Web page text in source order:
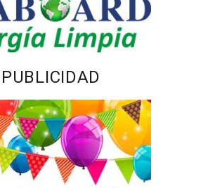
PUBLICIDAD